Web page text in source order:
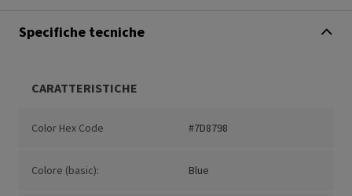
Specifiche tecniche
CARATTERISTICHE
Color Hex Code #7D8798
Colore (basic): Blue